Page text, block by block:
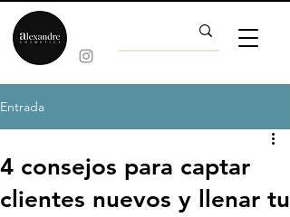
Entrada
4 consejos para captar
clientes nuevos y llenar tu